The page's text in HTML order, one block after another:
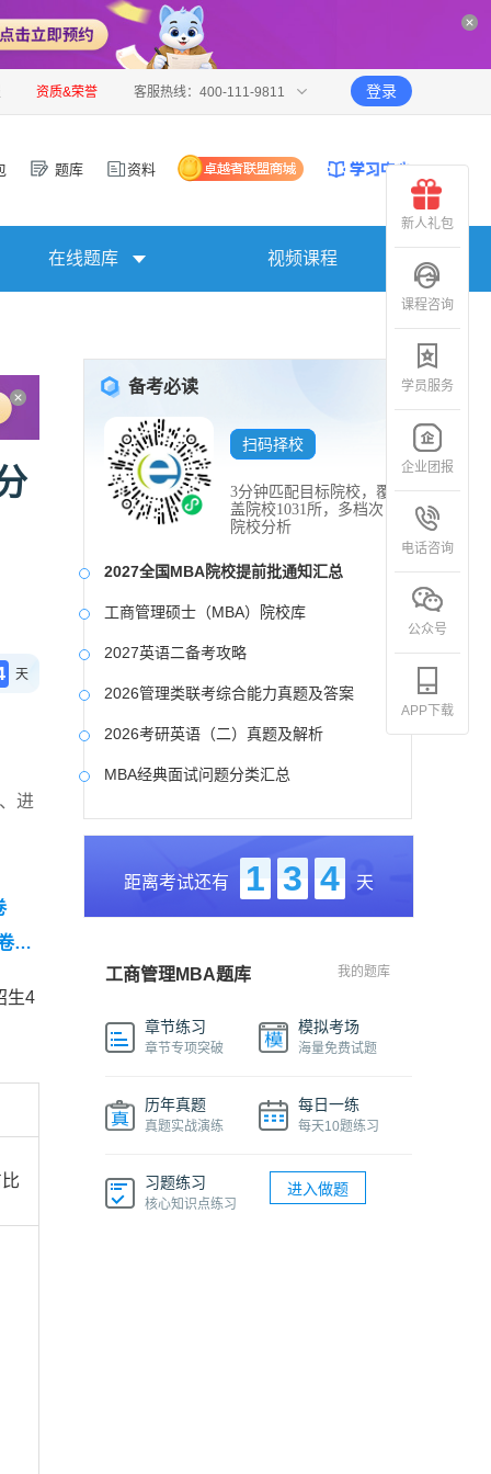
资质&荣誉 客服热线：400-111-9811 登录
题库 资料
在线题库 视频课程
天
进
生4
备考必读
扫码择校
3分钟匹配目标院校，覆
盖院校1031所，多档次
院校分析
2027全国MBA院校提前批通知汇总
工商管理硕士（MBA）院校库
2027英语二备考攻略
2026管理类联考综合能力真题及答案
2026考研英语（二）真题及解析
MBA经典面试问题分类汇总
2017-2025近九年各科真题及详细解析
考研英语（二）试题库
2027写作备考攻略
距离考试还有 1 3 4 天
工商管理MBA题库 我的题库
章节练习
章节专项突破
模拟考场
海量免费试题
历年真题
真题实战演练
每日一练
每天10题练习
习题练习
核心知识点练习
进入做题
新人礼包
课程咨询
学员服务
企业团报
电话咨询
公众号
APP下载